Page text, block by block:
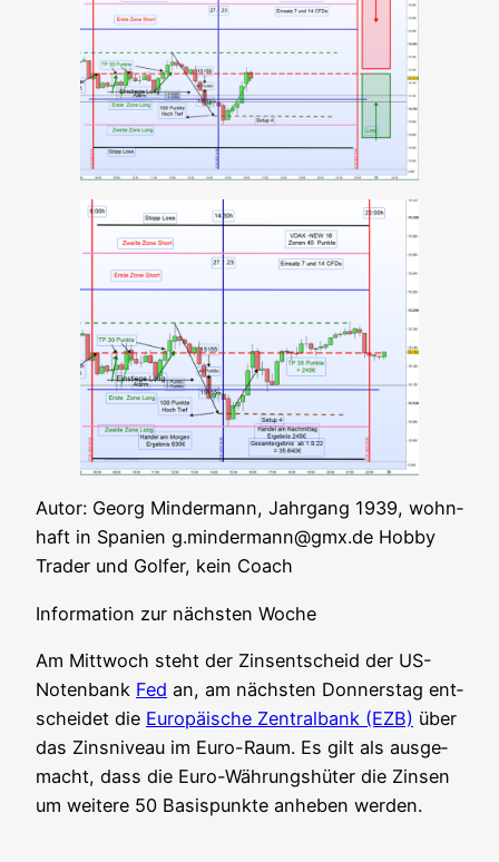
Autor: Georg Min­der­mann, Jahr­gang 1939, wohn­
haft in Spa­ni­en g.mindermann@gmx.de Hob­by
Trader und Gol­fer, kein Coach
Infor­ma­ti­on zur nächs­ten Woche
Am Mitt­woch steht der Zins­ent­scheid der US-
Noten­bank Fed an, am nächs­ten Don­ners­tag ent­
schei­det die Euro­päi­sche Zen­tral­bank (EZB) über
das Zins­ni­veau im Euro-Raum. Es gilt als aus­ge­
macht, dass die Euro-Wäh­rungs­hü­ter die Zin­sen
um wei­te­re 50 Basis­punk­te anhe­ben werden.